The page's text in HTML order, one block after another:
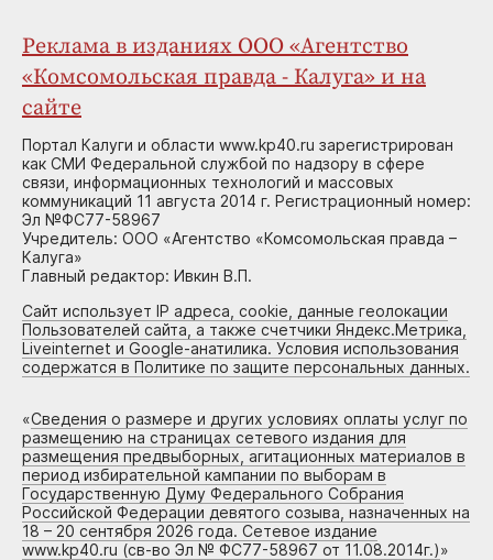
Реклама в изданиях ООО «Агентство
«Комсомольская правда - Калуга» и на
сайте
Портал Калуги и области www.kp40.ru зарегистрирован
как СМИ Федеральной службой по надзору в сфере
связи, информационных технологий и массовых
коммуникаций 11 августа 2014 г. Регистрационный номер:
Эл №ФС77-58967
Учредитель: ООО «Агентство «Комсомольская правда –
Калуга»
Главный редактор: Ивкин В.П.
Сайт использует IP адреса, cookie, данные геолокации
Пользователей сайта, а также счетчики Яндекс.Метрика,
Liveinternet и Google-анатилика. Условия использования
содержатся в Политике по защите персональных данных.
«Сведения о размере и других условиях оплаты услуг по
размещению на страницах сетевого издания для
размещения предвыборных, агитационных материалов в
период избирательной кампании по выборам в
Государственную Думу Федерального Собрания
Российской Федерации девятого созыва, назначенных на
18 – 20 сентября 2026 года. Сетевое издание
www.kp40.ru (св-во Эл № ФС77-58967 от 11.08.2014г.)»